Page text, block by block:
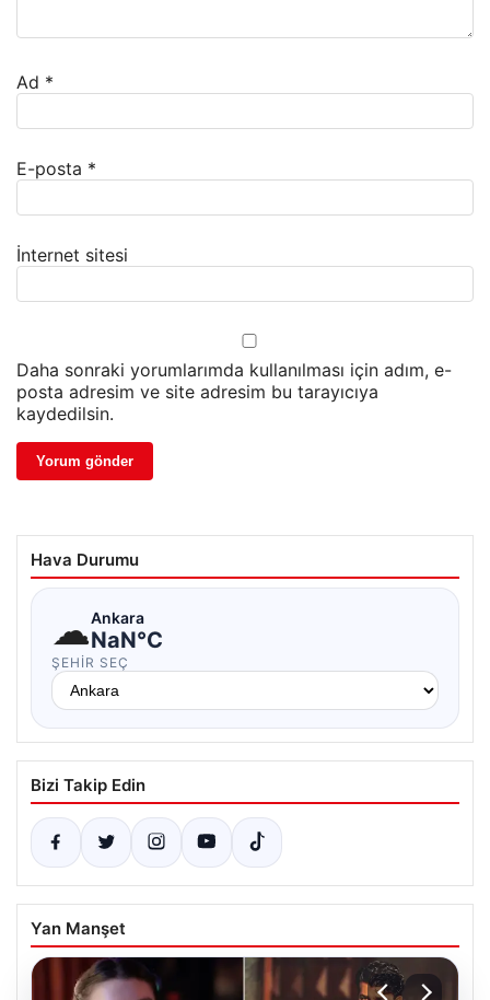
Ad *
E-posta *
İnternet sitesi
Daha sonraki yorumlarımda kullanılması için adım, e-
posta adresim ve site adresim bu tarayıcıya
kaydedilsin.
Hava Durumu
☁Ankara
NaN°C
ŞEHIR SEÇ
Bizi Takip Edin
Yan Manşet